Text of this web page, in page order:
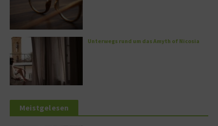
Unterwegs rund um das Amyth of Nicosia
Meistgelesen